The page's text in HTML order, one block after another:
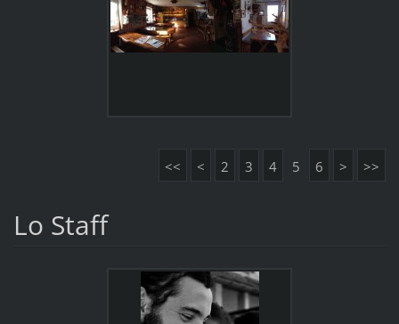
<< < 2 3 4 5 6 > >>
Lo Staff